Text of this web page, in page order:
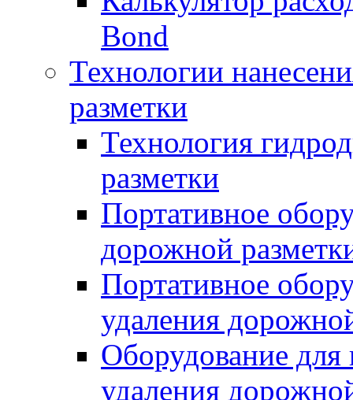
Bond
Технологии
разметки
Технология
разметки
Портативное
дорожной
Портативное
удаления
Оборудование для
удаления